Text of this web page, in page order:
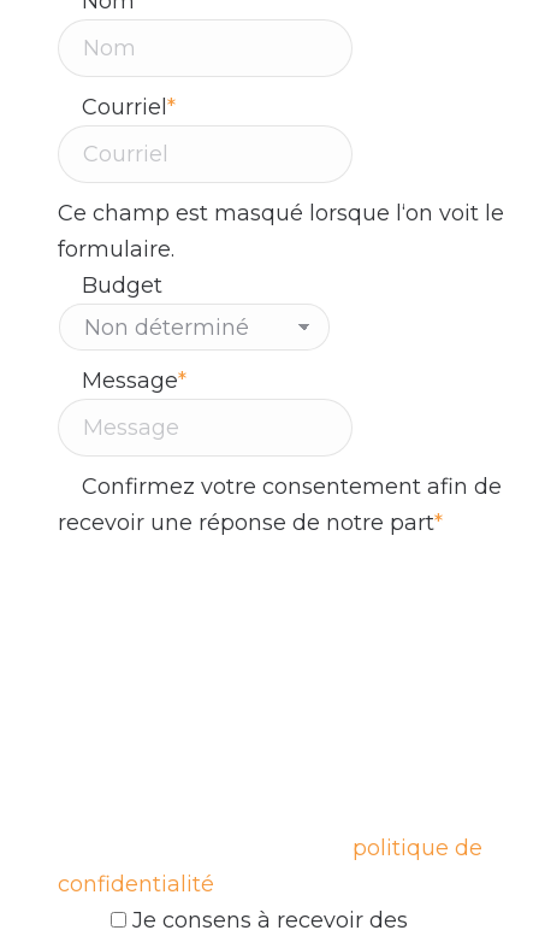
Courriel*
Ce champ est masqué lorsque l‘on voit le
formulaire.
Budget
Message*
Confirmez votre consentement afin de
recevoir une réponse de notre part*
politique de
confidentialité
Je consens à recevoir des